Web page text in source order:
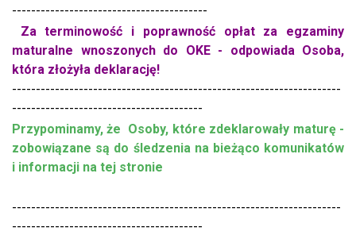
-----------------------------------------
Za terminowość i poprawność opłat za egzaminy
maturalne wnoszonych do OKE - odpowiada Osoba,
która złożyła deklarację!
---------------------------------------------------------------------
----------------------------------------
Przypominamy, że Osoby, które zdeklarowały maturę -
zobowiązane są do śledzenia na bieżąco komunikatów
i informacji na tej stronie
---------------------------------------------------------------------
----------------------------------------